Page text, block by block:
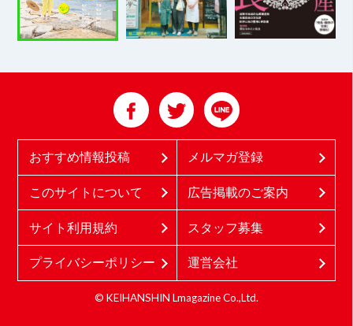
おすすめ情報投稿 メルマガ登録
このサイトについて 広告掲載のご案内
サイト利用規約 スタッフ募集
プライバシーポリシー 運営会社
© KEIHANSHIN Lmagazine Co.,Ltd.